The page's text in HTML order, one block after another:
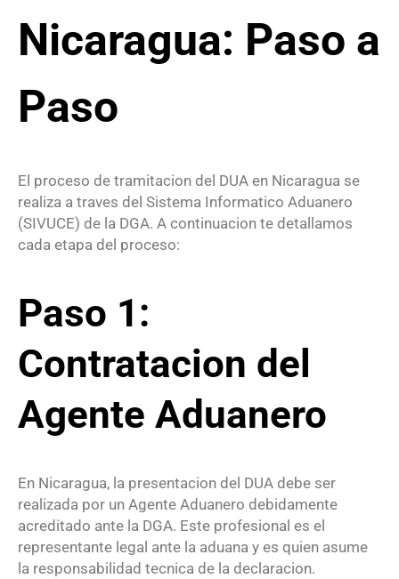
Nicaragua: Paso a
Paso
El proceso de tramitacion del DUA en Nicaragua se
realiza a traves del Sistema Informatico Aduanero
(SIVUCE) de la DGA. A continuacion te detallamos
cada etapa del proceso:
Paso 1:
Contratacion del
Agente Aduanero
En Nicaragua, la presentacion del DUA debe ser
realizada por un Agente Aduanero debidamente
acreditado ante la DGA. Este profesional es el
representante legal ante la aduana y es quien asume
la responsabilidad tecnica de la declaracion.